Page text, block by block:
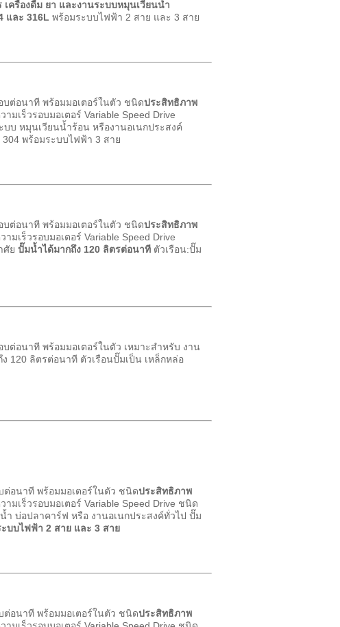
ครื่องดื่ม ยา และงานระบบหมุนเวียนน้ำ
และ 316L พร้อมระบบไฟฟ้า 2 สาย และ 3 สาย
ต่อนาที พร้อมมอเตอร์ในตัว ชนิดประสิทธิภาพ
เร็วรอบมอเตอร์ Variable Speed Drive
บ หมุนเวียนน้ำร้อน หรืองานอเนกประสงค์
พร้อมระบบไฟฟ้า 3 สาย
ต่อนาที พร้อมมอเตอร์ในตัว ชนิดประสิทธิภาพ
เร็วรอบมอเตอร์ Variable Speed Drive
ศัย ปั๊มน้ำได้มากถึง 120 ลิตรต่อนาทีตัวเรือน:ปั๊ม
ต่อนาที พร้อมมอเตอร์ในตัว เหมาะสำหรับ งาน
120 ลิตรต่อนาที ตัวเรือนปั๊มเป็น เหล็กหล่อ
ต่อนาที พร้อมมอเตอร์ในตัว ชนิดประสิทธิภาพ
เร็วรอบมอเตอร์ Variable Speed Drive ชนิด
ำ บ่อปลาคาร์ฟ หรือ งานอเนกประสงค์ทั่วไป ปั๊ม
บบไฟฟ้า 2 สาย และ 3 สาย
ต่อนาที พร้อมมอเตอร์ในตัว ชนิดประสิทธิภาพ